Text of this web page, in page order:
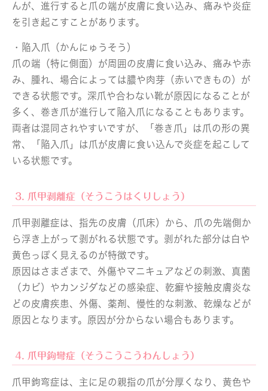
んが、進行すると爪の端が皮膚に食い込み、痛みや炎症
を引き起こすことがあります。
・陥入爪（かんにゅうそう）
爪の端（特に側面）が周囲の皮膚に食い込み、痛みや赤
み、腫れ、場合によっては膿や肉芽（赤いできもの）が
できる状態です。深爪や合わない靴が原因になることが
多く、巻き爪が進行して陥入爪になることもあります。
両者は混同されやすいですが、「巻き爪」は爪の形の異
常、「陥入爪」は爪が皮膚に食い込んで炎症を起こして
いる状態です。
3. 爪甲剥離症（そうこうはくりしょう）
爪甲剥離症は、指先の皮膚（爪床）から、爪の先端側か
ら浮き上がって剥がれる状態です。剥がれた部分は白や
黄色っぽく見えるのが特徴です。
原因はさまざまで、外傷やマニキュアなどの刺激、真菌
（カビ）やカンジダなどの感染症、乾癬や接触皮膚炎な
どの皮膚疾患、外傷、薬剤、慢性的な刺激、乾燥などが
原因となります。原因が分からない場合もあります。
4. 爪甲鉤彎症（そうこうこうわんしょう）
爪甲鉤弯症は、主に足の親指の爪が分厚くなり、黄色や